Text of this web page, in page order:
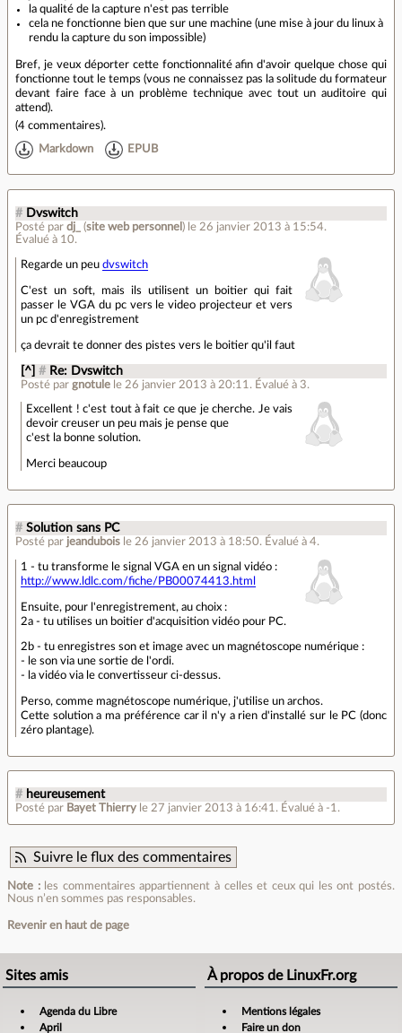
la qualité de la capture n'est pas terrible
cela ne fonctionne bien que sur une machine (une mise à jour du linux à
rendu la capture du son impossible)
Bref, je veux déporter cette fonctionnalité afin d'avoir quelque chose qui
fonctionne tout le temps (vous ne connaissez pas la solitude du formateur
devant faire face à un problème technique avec tout un auditoire qui
attend).
(4 commentaires).
Markdown EPUB
# Dvswitch
Posté par dj_ (site web personnel ) le 26 janvier 2013 à 15:54.
Évalué à 10.
Regarde un peu dvswitch
C'est un soft, mais ils utilisent un boitier qui fait
passer le VGA du pc vers le video projecteur et vers
un pc d'enregistrement
ça devrait te donner des pistes vers le boitier qu'il faut
[^] # Re: Dvswitch
Posté pargnotule le 26 janvier 2013 à 20:11 . Évalué à 3.
Excellent ! c'est tout à fait ce que je cherche. Je vais
devoir creuser un peu mais je pense que
c'est la bonne solution.
Merci beaucoup
# Solution sans PC
Posté par jeandubois le 26 janvier 2013 à 18:50. Évalué à 4.
1 - tu transforme le signal VGA en un signal vidéo :
http://www.ldlc.com/fiche/PB00074413.html
Ensuite, pour l'enregistrement, au choix :
2a - tu utilises un boitier d'acquisition vidéo pour PC.
2b - tu enregistres son et image avec un magnétoscope numérique :
- le son via une sortie de l'ordi.
- la vidéo via le convertisseur ci-dessus.
Perso, comme magnétoscope numérique, j'utilise un archos.
Cette solution a ma préférence car il n'y a rien d'installé sur le PC (donc
zéro plantage).
# heureusement
Posté par Bayet Thierry le 27 janvier 2013 à 16:41 . Évalué à -1 .
Suivre le flux des commentaires
Note :les commentaires appartiennent à celles et ceux qui les ont postés.
Nous n’en sommes pas responsables.
Revenir en haut de page
Sites amis
Agenda du Libre
April
À propos de LinuxFr.org
Mentions légales
Faire un don